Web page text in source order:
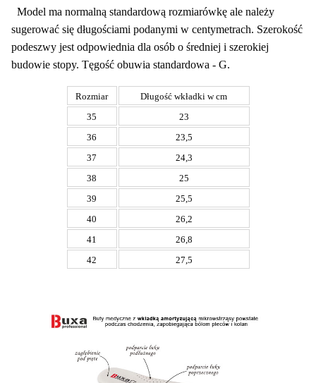
Model ma normalną standardową rozmiarówkę ale należy
sugerować się długościami podanymi w centymetrach. Szerokość
podeszwy jest odpowiednia dla osób o średniej i szerokiej
budowie stopy. Tęgość obuwia standardowa - G.
Rozmiar
Długość wkładki w cm
35
23
36
23,5
37
24,3
38
25
39
25,5
40
26,2
41
26,8
42
27,5